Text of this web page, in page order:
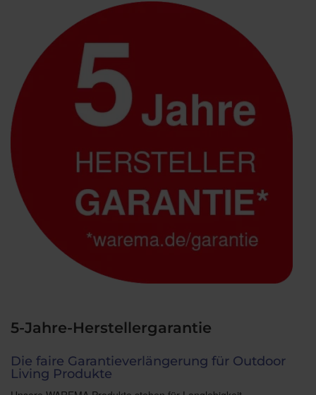
5-Jahre-Herstellergarantie
Die faire Garantieverlängerung für Outdoor
Living Produkte